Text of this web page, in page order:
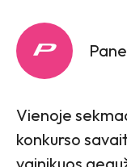
Vienoje
konkurso